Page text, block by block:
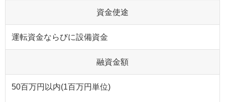
資金使途
運転資金ならびに設備資金
融資金額
50百万円以内(1百万円単位)